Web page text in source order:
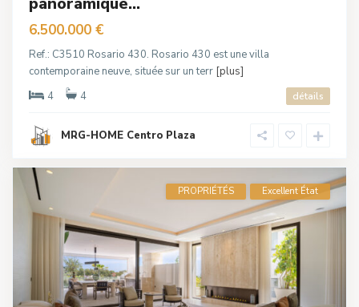
6.500.000 €
Ref.: C3510 Rosario 430. Rosario 430 est une villa
contemporaine neuve, située sur un terr [plus]
4
4 détails
MRG-HOME Centro Plaza
PROPRIÉTÉS Excellent État